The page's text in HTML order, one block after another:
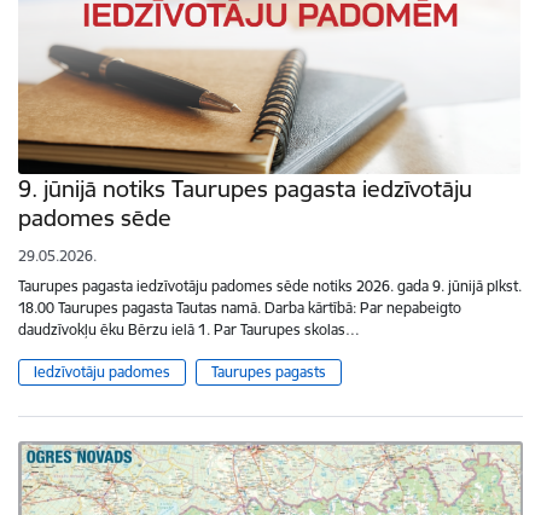
9. jūnijā notiks Taurupes pagasta iedzīvotāju
padomes sēde
29.05.2026.
Taurupes pagasta iedzīvotāju padomes sēde notiks 2026. gada 9. jūnijā plkst.
18.00 Taurupes pagasta Tautas namā. Darba kārtībā: Par nepabeigto
daudzīvokļu ēku Bērzu ielā 1. Par Taurupes skolas…
Iedzīvotāju padomes Taurupes pagasts